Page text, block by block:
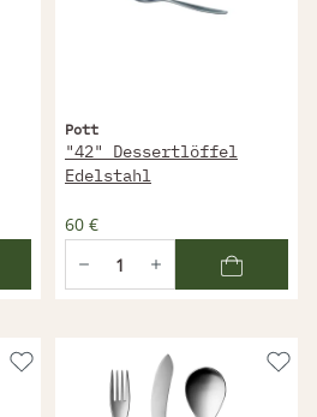
Pott
"42" Dessertlöffel
Edelstahl
60 €